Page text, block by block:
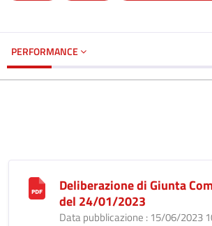
PERFORMANCE
Deliberazione di Giunta
del 24/01/2023
Data pubblicazione : 15/06/2023